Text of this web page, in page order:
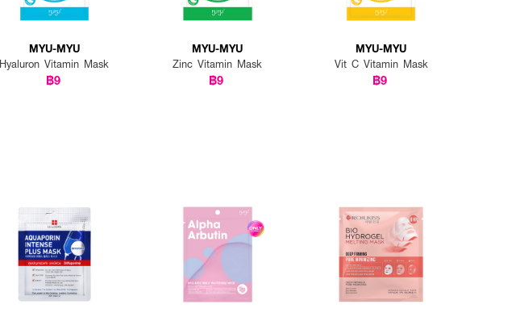
MYU-MYU
Hyaluron Vitamin Mask
฿9
MYU-MYU
Zinc Vitamin Mask
฿9
MYU-MYU
Vit C Vitamin Mask
฿9